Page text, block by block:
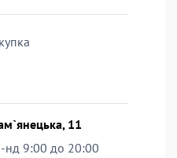
11
нд 9:00 до 20:00